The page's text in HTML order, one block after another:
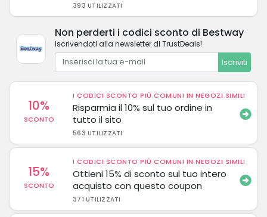
393 UTILIZZATI
Non perderti i codici sconto di Bestway
iscrivendoti alla newsletter di TrustDeals!
Iscriviti
10%
SCONTO
I CODICI SCONTO PIÙ COMUNI IN NEGOZI SIMILI
Risparmia il 10% sul tuo ordine in
tutto il sito
563 UTILIZZATI
15%
SCONTO
I CODICI SCONTO PIÙ COMUNI IN NEGOZI SIMILI
Ottieni 15% di sconto sul tuo intero
acquisto con questo coupon
371 UTILIZZATI